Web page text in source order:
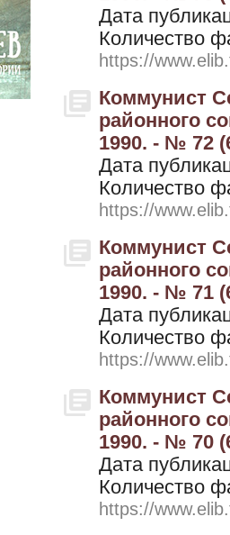
Дата
Количество
https://
Коммунист
районного
1990. - № 72
Дата
Количество
https://
Коммунист
районного
1990. - № 71
Дата
Количество
https://
Коммунист
районного
1990. - № 70
Дата
Количество
https://